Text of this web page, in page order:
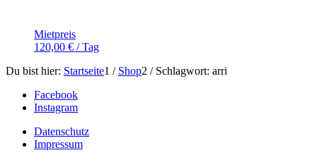
Mietpreis
120,00 € / Tag
Du bist hier: Startseite1 / Shop2 / Schlagwort: arri
Facebook
Instagram
Datenschutz
Impressum